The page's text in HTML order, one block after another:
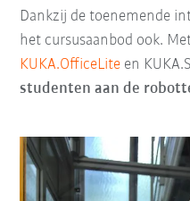
Dankzij de toenemende
het cursusaanbod ook.
KUKA.OfficeLite en
studenten aan de